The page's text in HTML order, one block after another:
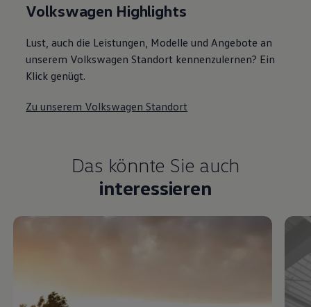
Volkswagen Highlights
Lust, auch die Leistungen, Modelle und Angebote an
unserem Volkswagen Standort kennenzulernen? Ein
Klick genügt.
Zu unserem Volkswagen Standort
Das könnte Sie auch
interessieren